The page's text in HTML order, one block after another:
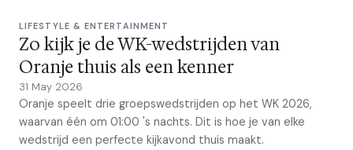
LIFESTYLE & ENTERTAINMENT
Zo kijk je de WK-wedstrijden van
Oranje thuis als een kenner
31 May 2026
Oranje speelt drie groepswedstrijden op het WK 2026,
waarvan één om 01:00 's nachts. Dit is hoe je van elke
wedstrijd een perfecte kijkavond thuis maakt.